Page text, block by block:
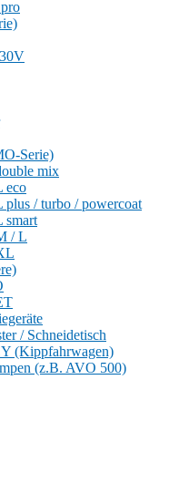
Serie)
mix
eco
/ turbo / powercoat
smart
/ L
/ Schneidetisch
(Kippfahrwagen)
(z.B. AVO 500)